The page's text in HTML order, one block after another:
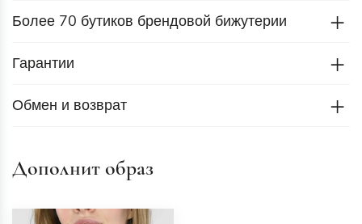
Более 70 бутиков брендовой бижутерии
Гарантии
Обмен и возврат
Дополнит образ